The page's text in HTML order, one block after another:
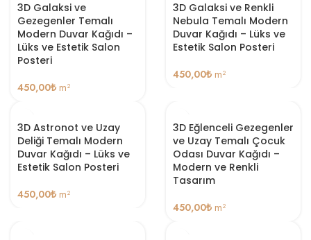
3D Galaksi ve
Gezegenler Temalı
Modern Duvar Kağıdı –
Lüks ve Estetik Salon
Posteri
450,00₺ m²
3D Galaksi ve Renkli
Nebula Temalı Modern
Duvar Kağıdı – Lüks ve
Estetik Salon Posteri
450,00₺ m²
3D Astronot ve Uzay
Deliği Temalı Modern
Duvar Kağıdı – Lüks ve
Estetik Salon Posteri
450,00₺ m²
3D Eğlenceli Gezegenler
ve Uzay Temalı Çocuk
Odası Duvar Kağıdı –
Modern ve Renkli
Tasarım
450,00₺ m²